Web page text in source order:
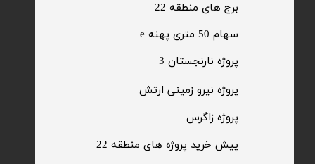
​سهام 50 متری پهنه e
برج های منطقه 22
پیش خرید پروژه های منطقه 22
​پروژه زاگرس
​پروژه نیرو زمینی ارتش
​پروژه نارنجستان 3